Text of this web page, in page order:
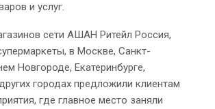
и услуг.
сети АШАН Ритейл Россия,
в Москве, Санкт-
Новгороде, Екатеринбурге,
городах предложили клиентам
где главное место заняли